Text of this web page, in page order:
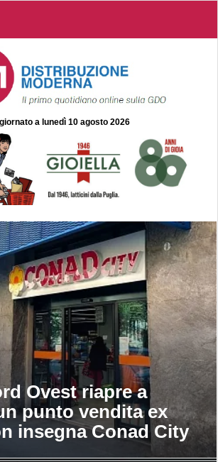
a lunedì 10 agosto 2026
Ovest riapre a
punto vendita ex
insegna Conad City